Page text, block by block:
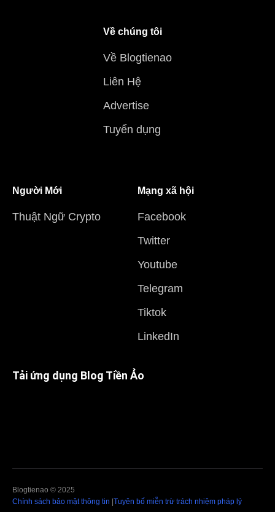
Về chúng tôi
Về Blogtienao
Liên Hệ
Advertise
Tuyển dụng
Người Mới
Thuật Ngữ Crypto
Mạng xã hội
Facebook
Twitter
Youtube
Telegram
Tiktok
LinkedIn
Tải ứng dụng Blog Tiền Ảo
Blogtienao © 2025
Chính sách bảo mật thông tin |Tuyên bố miễn trừ trách nhiệm pháp lý